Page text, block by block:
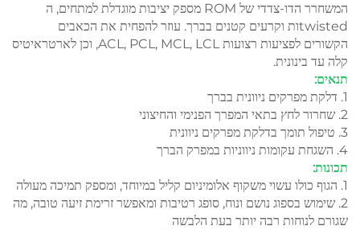
המשחרר הדו-צדדי של ROM מספק יציבות מוגדלת למתחים, ה
twistedות וקרעים קטנים בברך. עוזר להפחית את הכאבים
הקשורים לפציעות רצועות ACL, PCL, MCL, LCL, וכן לארטראיטיס
קלה עד בינונית.
תנאים:
1. דלקת מפרקים ניוונית בברך
2. שחרור לחץ בתאי המפרך הפנימי והחיצוני
3. טיפול תומך בדלקת מפרקים ניוונית
4. השגחת עקומות ניווניות במפרק הברך
תכונות:
1. הגוף כולו עשוי משקוף אלומיניום קליל במיוחד, ומספק תמיכה מעולה
2. שימוש בספוג נושם ונוח, סופג רטיבות ומאפשר זרימת זיעה טובה, מה
שגורם לנוחות רבה יותר בעת הלבשה